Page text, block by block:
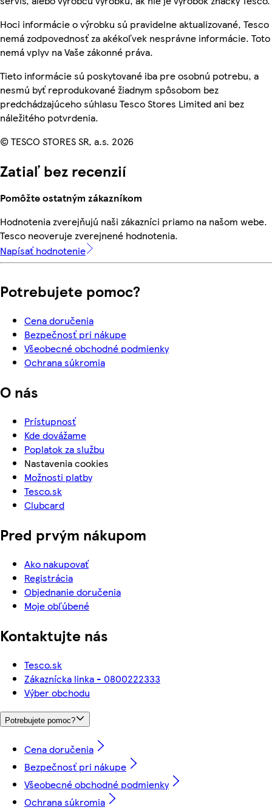
Hoci informácie o výrobku sú pravidelne aktualizované, Tesco
nemá zodpovednosť za akékoľvek nesprávne informácie. Toto
nemá vplyv na Vaše zákonné práva.
Tieto informácie sú poskytované iba pre osobnú potrebu, a
nesmú byť reprodukované žiadnym spôsobom bez
predchádzajúceho súhlasu Tesco Stores Limited ani bez
náležitého potvrdenia.
© TESCO STORES SR, a.s. 2026
Zatiaľ bez recenzií
Pomôžte ostatným zákazníkom
Hodnotenia zverejňujú naši zákazníci priamo na našom webe.
Tesco neoveruje zverejnené hodnotenia.
Napísať hodnotenie
Potrebujete pomoc?
Cena doručenia
Bezpečnosť pri nákupe
Všeobecné obchodné podmienky
Ochrana súkromia
O nás
Prístupnosť
Kde dovážame
Poplatok za službu
Nastavenia cookies
Možnosti platby
Tesco.sk
Clubcard
Pred prvým nákupom
Ako nakupovať
Registrácia
Objednanie doručenia
Moje obľúbené
Kontaktujte nás
Tesco.sk
Zákaznícka linka - 0800222333
Výber obchodu
Potrebujete pomoc?
Cena doručenia
Bezpečnosť pri nákupe
Všeobecné obchodné podmienky
Ochrana súkromia